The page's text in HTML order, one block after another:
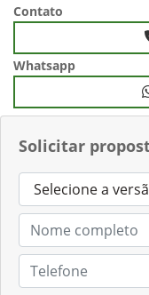
Solicitar
Contato
Whatsapp